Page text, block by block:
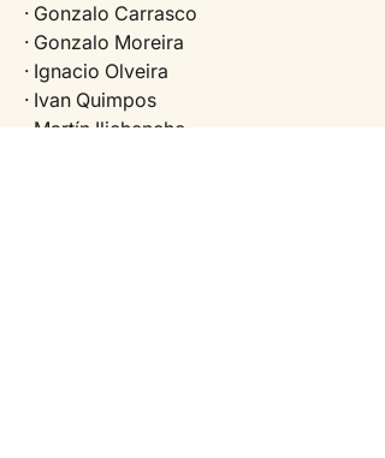
· Gonzalo Carrasco
· Gonzalo Moreira
· Ignacio Olveira
· Ivan Quimpos
· Martín Ilichencho